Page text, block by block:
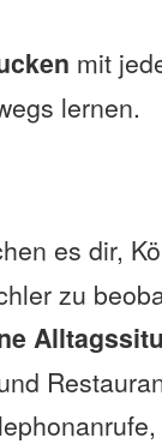
mit
lernen.
es dir,
zu